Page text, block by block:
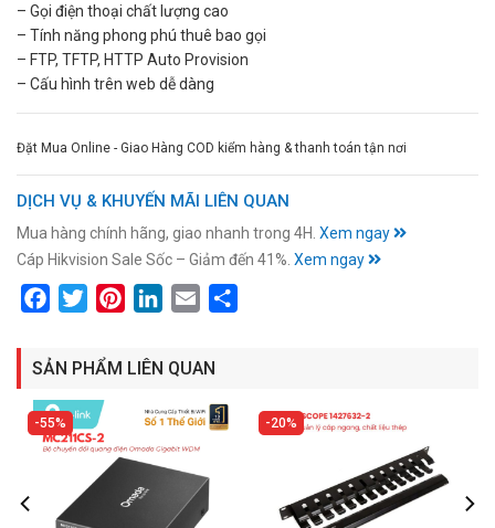
– Gọi điện thoại chất lượng cao
– Tính năng phong phú thuê bao gọi
– FTP, TFTP, HTTP Auto Provision
– Cấu hình trên web dễ dàng
Đặt Mua Online - Giao Hàng COD kiểm hàng & thanh toán tận nơi
DỊCH VỤ & KHUYẾN MÃI LIÊN QUAN
Mua hàng chính hãng, giao nhanh trong 4H. Xem ngay
Cáp Hikvision Sale Sốc – Giảm đến 41%. Xem ngay
FacebookTwitterPinterestLinkedIn
Email
SẢN PHẨM LIÊN QUAN
55% 20%